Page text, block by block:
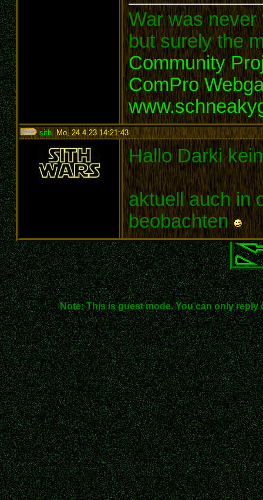
War was never
but surely the
Community
ComPro
sith,Mo, 24.4.23 14:21:43:
Hallo Darki
aktuell auch in
beobachten
Note: This is guest mode. You can only